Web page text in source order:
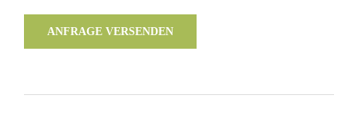
ANFRAGE VERSENDEN